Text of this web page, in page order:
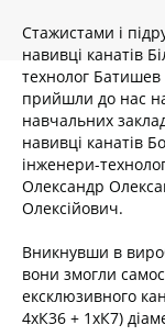
Стажистами і
навивці канатів
технолог Батишев
прийшли до нас
навчальних
навивці канатів
інженери-
Олександр
Олексійович.
Вникнувши в
вони змогли
ексклюзивного
4хК36 + 1хК7)